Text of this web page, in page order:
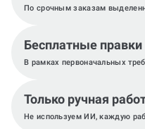
По срочным заказам
Бесплатные правки
В рамках первоначальных
Только ручная
Не используем ИИ, каждую